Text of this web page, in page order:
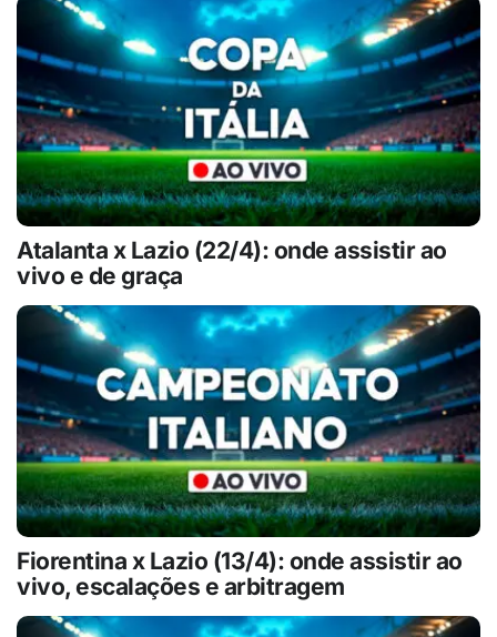
Atalanta x Lazio (22/4): onde assistir ao
vivo e de graça
Fiorentina x Lazio (13/4): onde assistir ao
vivo, escalações e arbitragem